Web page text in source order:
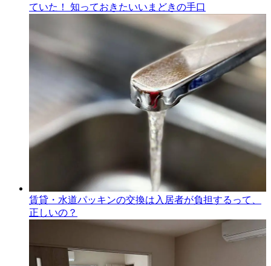
ていた！ 知っておきたいいまどきの手口
賃貸・水道パッキンの交換は入居者が負担するって、
正しいの？